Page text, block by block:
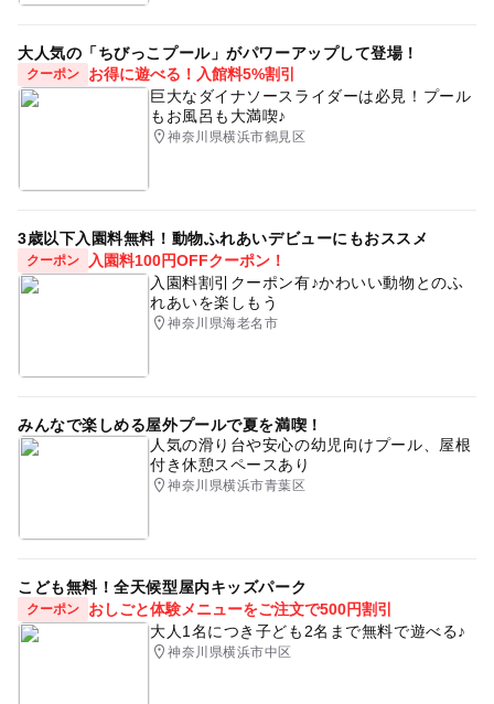
子ども釣り GW2016 オートキャンプ場
親子で釣り gw2015 川釣り キャンプ
渓流 BBQ 家族釣り
冬休み2025-2026 アウトドア
GW(ゴールデンウィーク)2016
大人気の「ちびっこプール」がパワーアップして登場！
クーポン
お得に遊べる！入館料5%割引
巨大なダイナソースライダーは必見！プール
もお風呂も大満喫♪
神奈川県横浜市鶴見区
3歳以下入園料無料！動物ふれあいデビューにもおススメ
クーポン
入園料100円OFFクーポン！
入園料割引クーポン有♪かわいい動物とのふ
れあいを楽しもう
神奈川県海老名市
みんなで楽しめる屋外プールで夏を満喫！
人気の滑り台や安心の幼児向けプール、屋根
付き休憩スペースあり
神奈川県横浜市青葉区
こども無料！全天候型屋内キッズパーク
クーポン
おしごと体験メニューをご注文で500円割引
大人1名につき子ども2名まで無料で遊べる♪
神奈川県横浜市中区